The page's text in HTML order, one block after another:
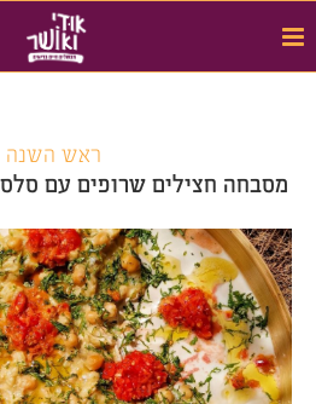
ראש השנה
מסבחה חצילים שרופים עם